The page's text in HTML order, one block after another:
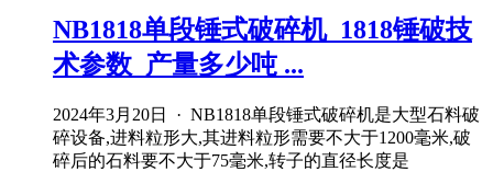
NB1818单段锤式破碎机_1818锤破技
术参数_产量多少吨 ...
2024年3月20日 · NB1818单段锤式破碎机是大型石料破
碎设备,进料粒形大,其进料粒形需要不大于1200毫米,破
碎后的石料要不大于75毫米,转子的直径长度是